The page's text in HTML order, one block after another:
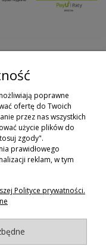
ZAPISZ SIĘ
poprawne
ofertę do Twoich
przez nas wszystkich
użycie plików do
zgody".
prawidłowego
reklam, w tym
Polityce prywatności.